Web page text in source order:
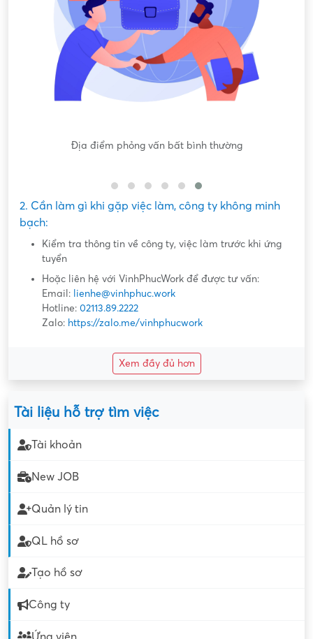
Nội dung mô tả công việc sơ sài, không đồng nhất với công
2. Cần làm gì khi gặp việc làm, công ty không minh
bạch:
Kiểm tra thông tin về công ty, việc làm trước khi ứng
tuyển
Hoặc liên hệ với VinhPhucWork để được tư vấn:
Email: lienhe@vinhphuc.work
Hotline: 02113.89.2222
Zalo: https://zalo.me/vinhphucwork
Xem đầy đủ hơn
Tài liệu hỗ trợ tìm việc
Tài khoản
New JOB
Quản lý tin
QL hồ sơ
Tạo hồ sơ
Công ty